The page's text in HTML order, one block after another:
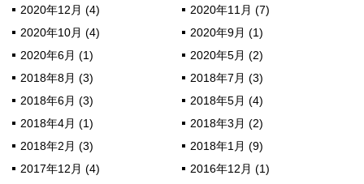
2020年12月 (4)
2020年11月 (7)
2020年10月 (4)
2020年9月 (1)
2020年6月 (1)
2020年5月 (2)
2018年8月 (3)
2018年7月 (3)
2018年6月 (3)
2018年5月 (4)
2018年4月 (1)
2018年3月 (2)
2018年2月 (3)
2018年1月 (9)
2017年12月 (4)
2016年12月 (1)